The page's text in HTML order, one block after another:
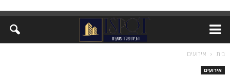
בית אירועים
אירועים